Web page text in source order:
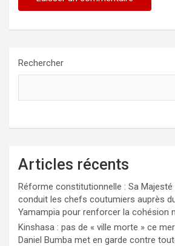
Rechercher
Articles récents
Réforme constitutionnelle : Sa
conduit les chefs coutumiers auprès
Yamampia pour renforcer la cohésion
Kinshasa : pas de « ville morte » ce
Daniel Bumba met en garde contre